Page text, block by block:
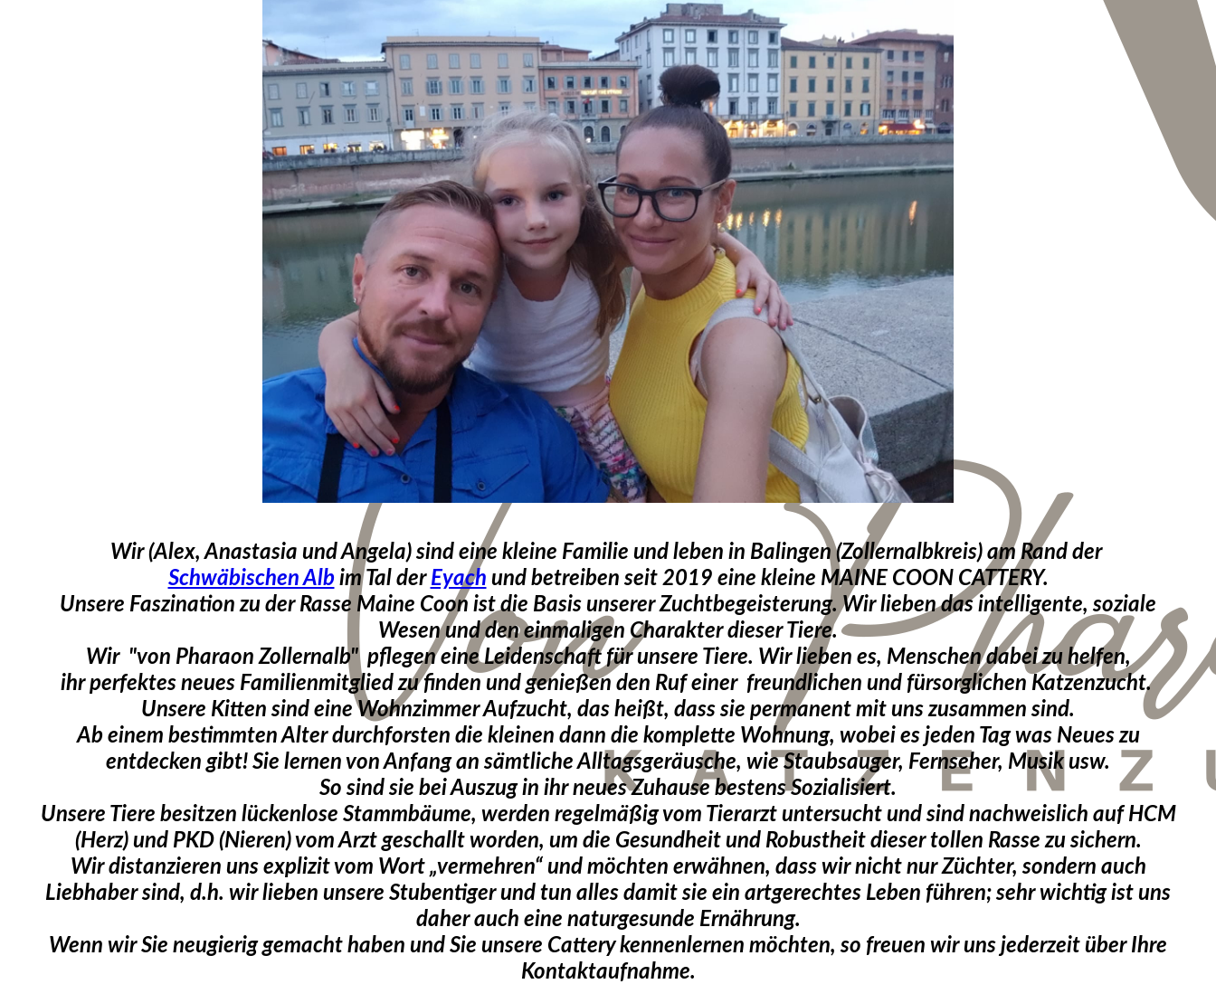
Wir (Alex, Anastasia und Angela) sind eine kleine Familie und leben in Balingen (Zollernalbkreis) am Rand der
Schwäbischen Albim Tal der Eyach und betreiben seit 2019 eine kleine MAINE COON CATTERY.
Unsere Faszination zu der Rasse Maine Coon ist die Basis unserer Zuchtbegeisterung. Wir lieben das intelligente, soziale
Wesen und den einmaligen Charakter dieser Tiere.
Wir "von Pharaon Zollernalb" pflegen eine Leidenschaft für unsere Tiere. Wir lieben es, Menschen dabei zu helfen,
ihr perfektes neues Familienmitglied zu finden und genießen den Ruf einer freundlichen und fürsorglichen Katzenzucht.
Unsere Kitten sind eine Wohnzimmer Aufzucht, das heißt, dass sie permanent mit uns zusammen sind.
Ab einem bestimmten Alter durchforsten die kleinen dann die komplette Wohnung, wobei es jeden Tag was Neues zu
entdecken gibt! Sie lernen von Anfang an sämtliche Alltagsgeräusche, wie Staubsauger, Fernseher, Musik usw.
So sind sie bei Auszug in ihr neues Zuhause bestens Sozialisiert.
Unsere Tiere besitzen lückenlose Stammbäume, werden regelmäßig vom Tierarzt untersucht und sind nachweislich auf HCM
(Herz) und PKD (Nieren) vom Arzt geschallt worden, um die Gesundheit und Robustheit dieser tollen Rasse zu sichern.
Wir distanzieren uns explizit vom Wort „vermehren“ und möchten erwähnen, dass wir nicht nur Züchter, sondern auch
Liebhaber sind, d.h. wir lieben unsere Stubentiger und tun alles damit sie ein artgerechtes Leben führen; sehr wichtig ist uns
daher auch eine naturgesunde Ernährung.
Wenn wir Sie neugierig gemacht haben und Sie unsere Cattery kennenlernen möchten, so freuen wir uns jederzeit über Ihre
Kontaktaufnahme.